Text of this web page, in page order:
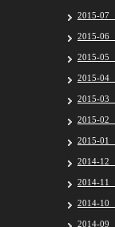
2015-07
2015-06
2015-05
2015-04
2015-03
2015-02
2015-01
2014-12
2014-11
2014-10
2014-09